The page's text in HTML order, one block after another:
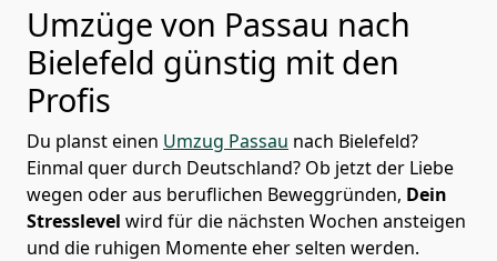
Umzüge von Passau nach
Bielefeld günstig mit den
Profis
Du planst einen Umzug Passau nach Bielefeld?
Einmal quer durch Deutschland? Ob jetzt der Liebe
wegen oder aus beruflichen Beweggründen, Dein
Stresslevel wird für die nächsten Wochen ansteigen
und die ruhigen Momente eher selten werden.